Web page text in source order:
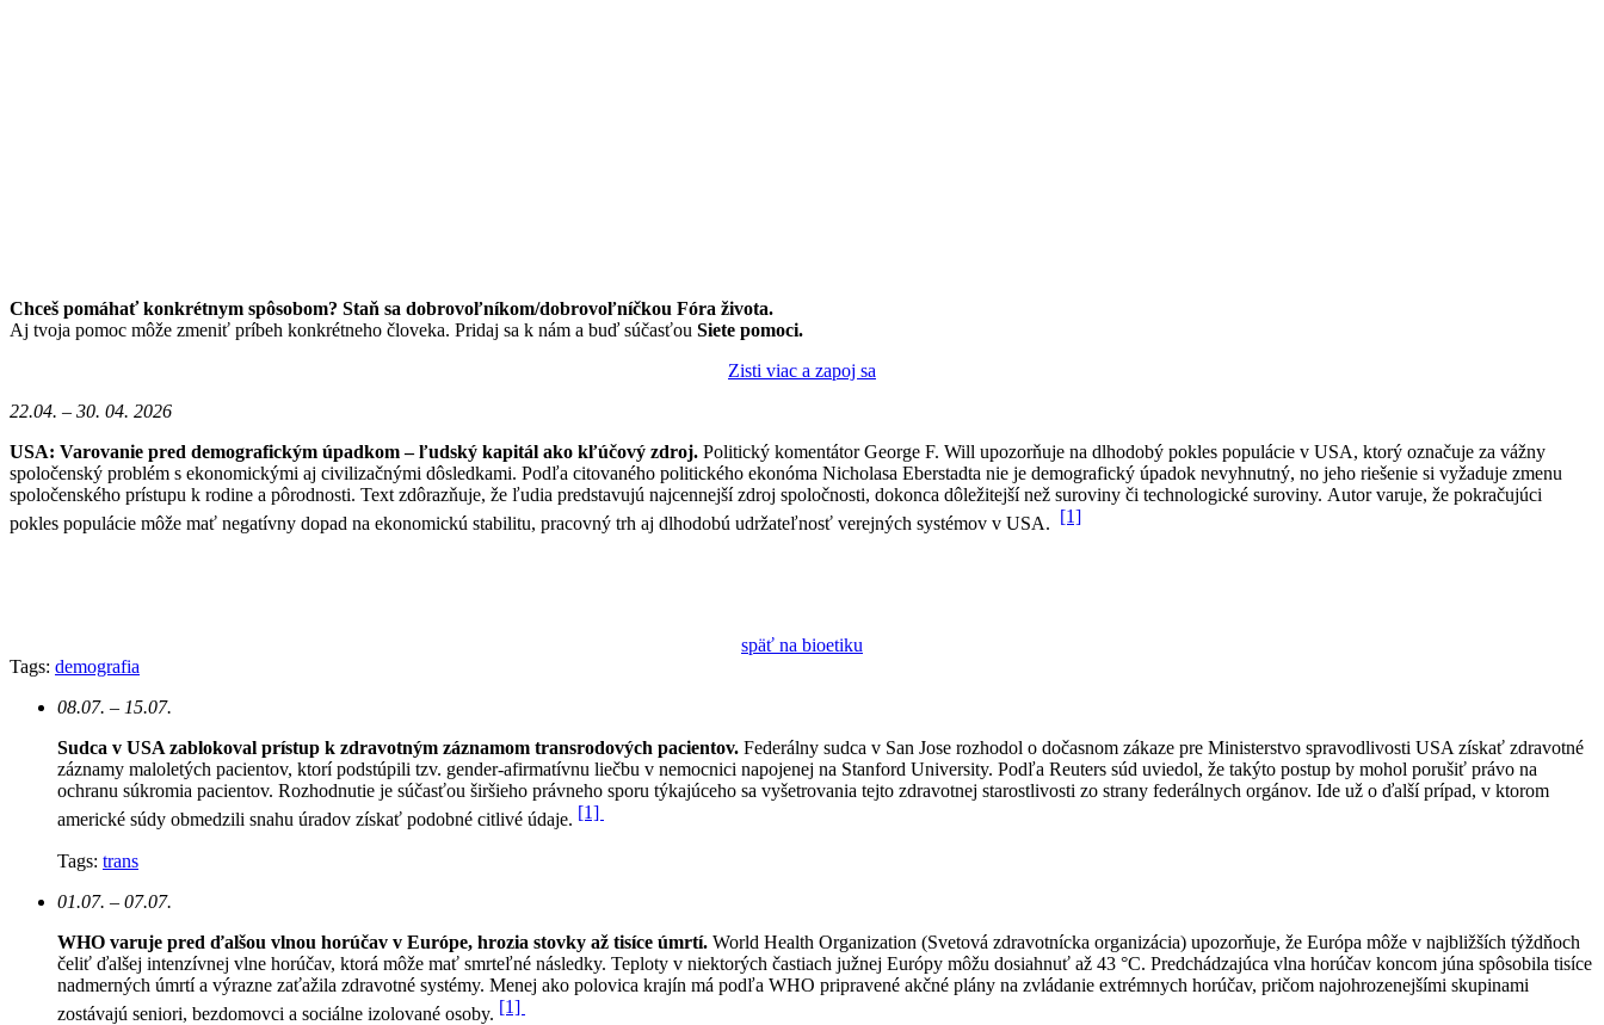
Chceš pomáhať konkrétnym spôsobom? Staň sa dobrovoľníkom/dobrovoľníčkou Fóra života.
Aj tvoja pomoc môže zmeniť príbeh konkrétneho človeka. Pridaj sa k nám a buď súčasťou Siete pomoci.
Zisti viac a zapoj sa
22.04. – 30. 04. 2026
USA: Varovanie pred demografickým úpadkom – ľudský kapitál ako kľúčový zdroj. Politický komentátor George F. Will upozorňuje na dlhodobý pokles populácie v USA, ktorý označuje za vážny
spoločenský problém s ekonomickými aj civilizačnými dôsledkami. Podľa citovaného politického ekonóma Nicholasa Eberstadta nie je demografický úpadok nevyhnutný, no jeho riešenie si vyžaduje zmenu
spoločenského prístupu k rodine a pôrodnosti. Text zdôrazňuje, že ľudia predstavujú najcennejší zdroj spoločnosti, dokonca dôležitejší než suroviny či technologické suroviny. Autor varuje, že pokračujúci
pokles populácie môže mať negatívny dopad na ekonomickú stabilitu, pracovný trh aj dlhodobú udržateľnosť verejných systémov v USA. [1]
späť na bioetiku
Tags: demografia
08.07. – 15.07.
Sudca v USA zablokoval prístup k zdravotným záznamom transrodových pacientov. Federálny sudca v San Jose rozhodol o dočasnom zákaze pre Ministerstvo spravodlivosti USA získať zdravotné
záznamy maloletých pacientov, ktorí podstúpili tzv. gender-afirmatívnu liečbu v nemocnici napojenej na Stanford University. Podľa Reuters súd uviedol, že takýto postup by mohol porušiť právo na
ochranu súkromia pacientov. Rozhodnutie je súčasťou širšieho právneho sporu týkajúceho sa vyšetrovania tejto zdravotnej starostlivosti zo strany federálnych orgánov. Ide už o ďalší prípad, v ktorom
americké súdy obmedzili snahu úradov získať podobné citlivé údaje. [1]
Tags: trans
01.07. – 07.07.
WHO varuje pred ďalšou vlnou horúčav v Európe, hrozia stovky až tisíce úmrtí. World Health Organization (Svetová zdravotnícka organizácia) upozorňuje, že Európa môže v najbližších týždňoch
čeliť ďalšej intenzívnej vlne horúčav, ktorá môže mať smrteľné následky. Teploty v niektorých častiach južnej Európy môžu dosiahnuť až 43 °C. Predchádzajúca vlna horúčav koncom júna spôsobila tisíce
nadmerných úmrtí a výrazne zaťažila zdravotné systémy. Menej ako polovica krajín má podľa WHO pripravené akčné plány na zvládanie extrémnych horúčav, pričom najohrozenejšími skupinami
zostávajú seniori, bezdomovci a sociálne izolované osoby. [1]